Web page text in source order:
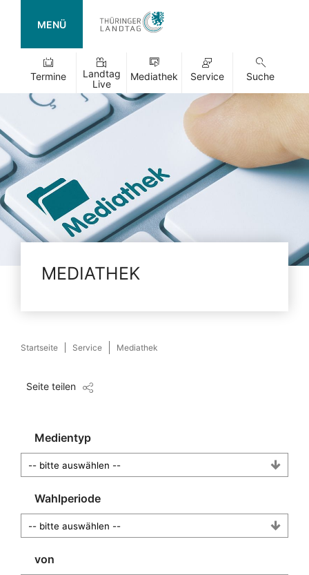
MENÜ
Termine
Landtag
Live
Mediathek Service Suche
MEDIATHEK
Startseite Service Mediathek
Seite teilen
Medientyp
Wahlperiode
von